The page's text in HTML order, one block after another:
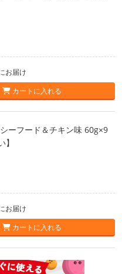
お届け
カートに入れる
ーフード＆チキン味 60g×9
お届け
カートに入れる